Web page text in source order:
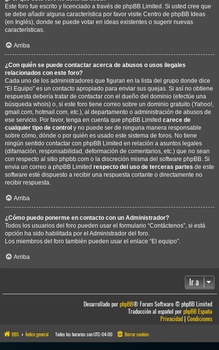
Este foro fue escrito y licenciado a través de phpBB Limited. Si usted cree que
se debe añadir alguna característica por favor visite Centro de phpBB Ideas
(en Inglés), donde se puede votar en ideas existentes o sugerir nuevas
características.
Arriba
¿Con quién se puede contactar acerca de abusos o usos ilegales
relacionados con este foro?
Cada uno de los administradores que figuran en la lista del grupo donde dice
“El Equipo” es un contacto apropiado para enviar sus quejas. Si así no obtiene
respuesta debería tratar de contactar con el dueño del dominio (efectúe una
búsqueda whois) o, si este foro tiene correo sobre un dominio gratuito (Yahoo!,
gmail.com, hotmail.com, etc.), al departamento o administración de abusos de
ese servicio. Por favor, tenga en cuenta que phpBB Limited carece de
cualquier tipo de control y no puede ser de ninguna manera responsable
sobre cómo, dónde o por quién es usado este sistema de foros. No tiene
ningún sentido contactar con phpBB Limited en relación a asuntos legales
(difamación, responsabilidad, deformación de comentarios, etc.) que no sean
con respecto al sitio phpbb.com o la discreción misma del software phpBB. Si
envia un correo a phpBB Limited respecto del uso de terceras partes de este
software esté dispuesto a recibir una respuesta cortante o directamente no
recibir respuesta.
Arriba
¿Cómo puedo ponerme en contacto con un Administrador?
Todos los usuarios del foro pueden usar el formulario “Contáctenos”, si está
opción ha sido habilitada por el Administrador del foro.
Los miembros del foro también pueden usar el enlace “El equipo”.
Arriba
Ir a
Desarrollado porphpBB® Forum Software © phpBB Limited
Traducción al español porphpBB España
Privacidad|Condiciones
BBS Índice general Todos los horarios sonUTC-04:00 Borrar cookies